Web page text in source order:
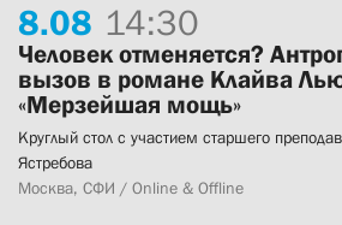
8.08 14:30
Человек отменяется?
вызов в романе Клайва
«Мерзейшая мощь»
Круглый стол с участием старшего
Ястребова
Москва, СФИ / Online & Offline